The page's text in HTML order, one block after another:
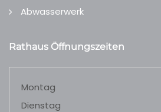
Abwasserwerk
Rathaus Öffnungszeiten
Montag
Dienstag